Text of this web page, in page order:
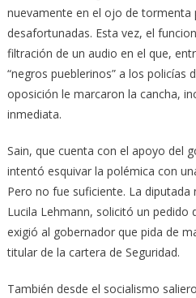
nuevamente en el ojo de tormenta
desafortunadas. Esta vez, el
filtración de un audio en el que,
“negros pueblerinos” a los policías
oposición le marcaron la cancha,
inmediata.
Sain, que cuenta con el apoyo del
intentó esquivar la polémica con
Pero no fue suficiente. La diputada
Lucila Lehmann, solicitó un pedido
exigió al gobernador que pida de
titular de la cartera de Seguridad.
También desde el socialismo